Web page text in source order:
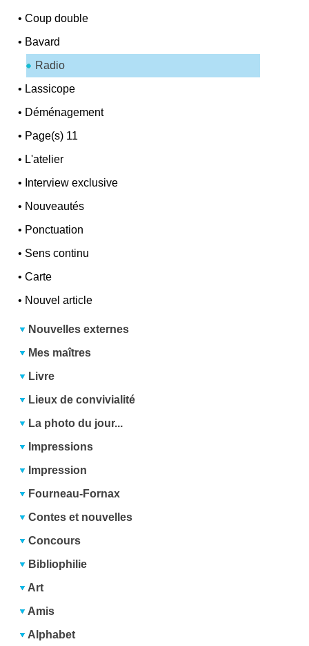
•Coup double
• Bavard
Radio
• Lassicope
• Déménagement
• Page(s) 11
• L'atelier
• Interview exclusive
• Nouveautés
• Ponctuation
• Sens continu
•Carte
• Nouvel article
Nouvelles externes
Mes maîtres
Livre
Lieux de convivialité
La photo du jour...
Impressions
Impression
Fourneau-Fornax
Contes et nouvelles
Concours
Bibliophilie
Art
Amis
Alphabet